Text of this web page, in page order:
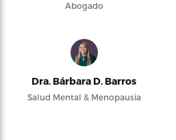
Abogado
Dra. Bárbara D. Barros
Salud Mental & Menopausia